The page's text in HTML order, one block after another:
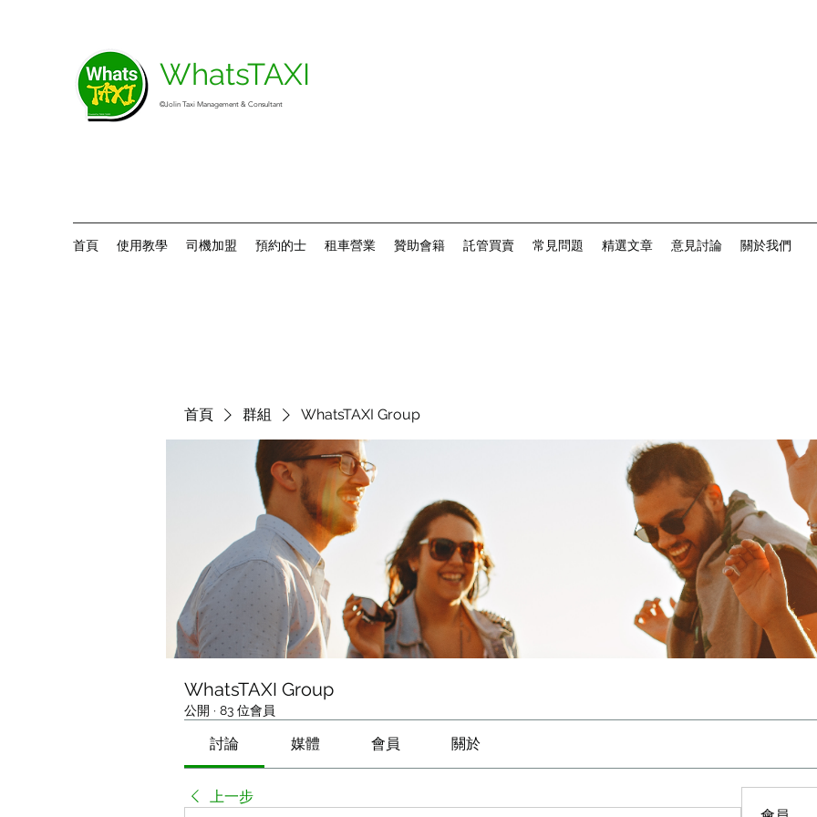
WhatsTAXI
©Jolin Taxi Management & Consultant
首頁 使用教學 司機加盟 預約的士 租車營業 贊助會籍 託管買賣 常見問題 精選文章 意見討論 關於我們
首頁 群組 WhatsTAXI Group
WhatsTAXI Group
公開 · 83 位會員
討論 媒體 會員 關於
上一步